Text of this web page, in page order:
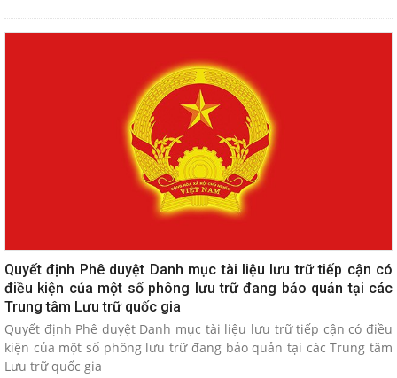
Quyết định Phê duyệt Danh mục tài liệu lưu trữ tiếp cận có
điều kiện của một số phông lưu trữ đang bảo quản tại các
Trung tâm Lưu trữ quốc gia
Quyết định Phê duyệt Danh mục tài liệu lưu trữ tiếp cận có điều
kiện của một số phông lưu trữ đang bảo quản tại các Trung tâm
Lưu trữ quốc gia